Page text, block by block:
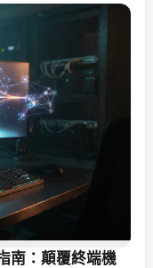
南：顛覆終端機